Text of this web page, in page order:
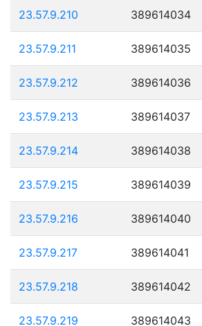
23.57.9.210 389614034
23.57.9.211 389614035
23.57.9.212 389614036
23.57.9.213 389614037
23.57.9.214 389614038
23.57.9.215 389614039
23.57.9.216 389614040
23.57.9.217 389614041
23.57.9.218 389614042
23.57.9.219 389614043